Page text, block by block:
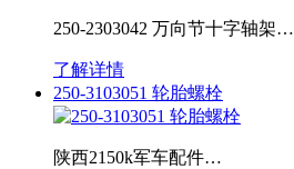
250-2303042 万向节十字轴架…
了解详情
250-3103051 轮胎螺栓
陕西2150k军车配件…